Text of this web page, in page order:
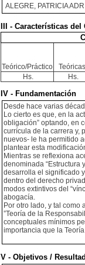
ALEGRE, PATRICIA
III - Características del
Teórico/Práctico Teóricas
Hs. Hs.
IV - Fundamentación
Desde hace varias
Lo cierto es que, en la
obligación” optando, en
currícula de la carrera y,
nuevos- le ha permitido
plantear esta
Mientras se reflexiona
denominada “Estructura
desarrolla el significado
dentro del derecho
modos extintivos del
abogacía.
Por otro lado, y tal como
”Teoría de la
conceptuales mínimos
importancia que la
V - Objetivos /